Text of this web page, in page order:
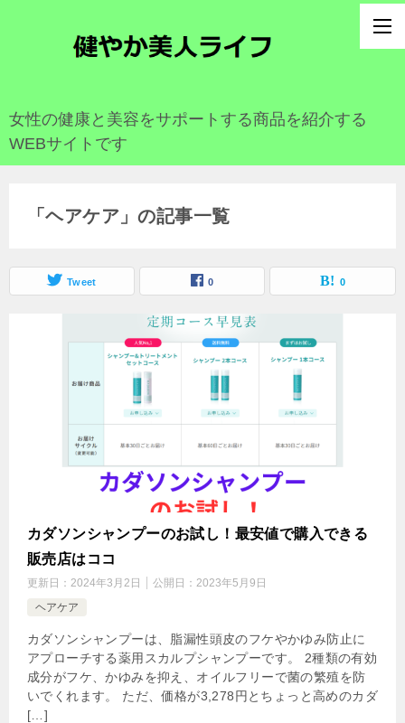
女性の健康と美容をサポートする商品を紹介する
WEBサイトです
「ヘアケア」の記事一覧
Tweet 0 0
カダソンシャンプーのお試し！最安値で購入できる
販売店はココ
更新日： 2024年3月2日 公開日： 2023年5月9日
ヘアケア
カダソンシャンプーは、脂漏性頭皮のフケやかゆみ防止に
アプローチする薬用スカルプシャンプーです。 2種類の有効
成分がフケ、かゆみを抑え、オイルフリーで菌の繁殖を防
いでくれます。 ただ、価格が3,278円とちょっと高めのカダ
[…]